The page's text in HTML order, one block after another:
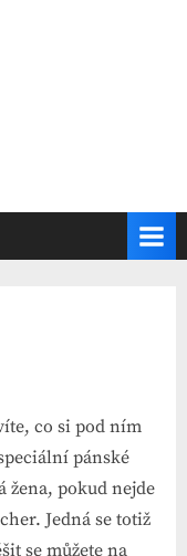
co si pod ním
pánské
žena, pokud nejde
Jedná se totiž
se můžete na